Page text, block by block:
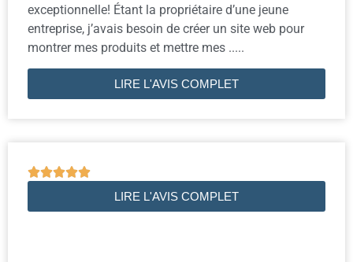
exceptionnelle! Étant la propriétaire d’une jeune
entreprise, j’avais besoin de créer un site web pour
montrer mes produits et mettre mes .....
LIRE L'AVIS COMPLET

LIRE L'AVIS COMPLET